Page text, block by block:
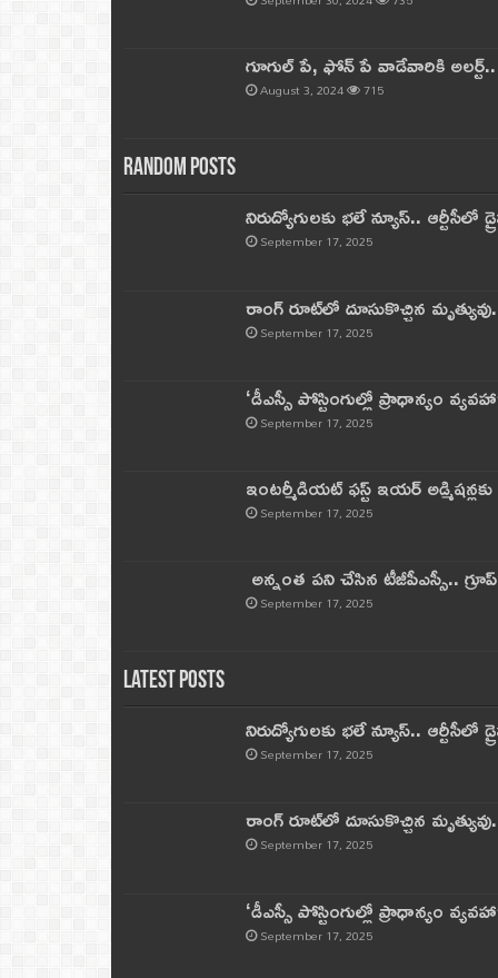
గూగుల్ పే, ఫోన్ పే వాడేవారికి
August 3, 2024 715
Random Posts
నిరుద్యోగులకు భలే న్యూస్.. ఆర్టీసీలో
September 17, 2025
రాంగ్ రూట్‌లో దూసుకొచ్చిన
September 17, 2025
‘డీఎస్సీ పోస్టింగుల్లో ప్రాధాన్యం
September 17, 2025
ఇంటర్మీడియట్ ఫస్ట్‌ ఇయర్‌
September 17, 2025
అన్నంత పని చేసిన టీజీపీఎస్సీ..
September 17, 2025
Latest Posts
నిరుద్యోగులకు భలే న్యూస్.. ఆర్టీసీలో
September 17, 2025
రాంగ్ రూట్‌లో దూసుకొచ్చిన
September 17, 2025
‘డీఎస్సీ పోస్టింగుల్లో ప్రాధాన్యం
September 17, 2025